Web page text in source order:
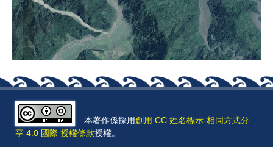
本著作係採用創用 CC 姓名標示-相同方式分
享 4.0 國際 授權條款授權。